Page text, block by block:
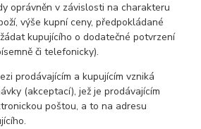
v závislosti na charakteru
výše kupní ceny, předpokládané
kupujícího o dodatečné potvrzení
či telefonicky).
prodávajícím a kupujícím vzniká
(akceptací), jež je prodávajícím
poštou, a to na adresu